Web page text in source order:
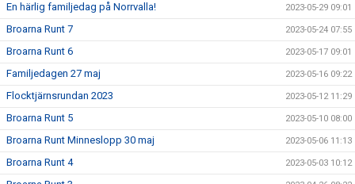
En härlig familjedag på Norrvalla! 2023-05-29 09:01
Broarna Runt 7 2023-05-24 07:55
Broarna Runt 6 2023-05-17 09:01
Familjedagen 27 maj 2023-05-16 09:22
Flocktjärnsrundan 2023 2023-05-12 11:29
Broarna Runt 5 2023-05-10 08:00
Broarna Runt Minneslopp 30 maj 2023-05-06 11:13
Broarna Runt 4 2023-05-03 10:12